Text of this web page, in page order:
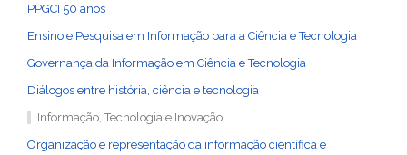
PPGCI 50 anos
Ensino e Pesquisa em Informação para a Ciência e Tecnologia
Governança da Informação em Ciência e Tecnologia
Diálogos entre história, ciência e tecnologia
Informação, Tecnologia e Inovação
Organização e representação da informação científica e